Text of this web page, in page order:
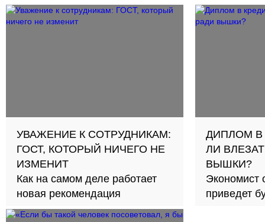
УВАЖЕНИЕ К СОТРУДНИКАМ:
ГОСТ, КОТОРЫЙ НИЧЕГО НЕ
ИЗМЕНИТ
Как на самом деле работает
новая рекомендация
ДИПЛОМ В
ЛИ
ВЫШКИ?
Экономист
приведет